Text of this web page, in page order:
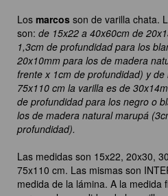
Los marcos son de varilla chata.
son: de 15x22 a 40x60cm de
1,3cm de profundidad para los
20x10mm para los de madera
frente x 1cm de profundidad) y
75x110 cm la varilla es de
de profundidad para los negro o
los de madera natural marupá
profundidad).
Las medidas son 15x22, 20x30,
75x110 cm. Las mismas son
medida de la lámina. A la medida